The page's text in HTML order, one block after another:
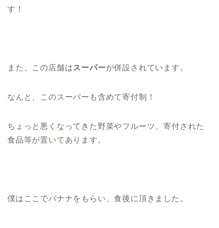
す！
また、 この店舗はスーパーが併設されています。
なんと、このスーパーも含めて寄付制！
ちょっと悪くなってきた野菜やフルーツ、寄付された
食品等が置いてあります。
僕はここでバナナをもらい、食後に頂きました。